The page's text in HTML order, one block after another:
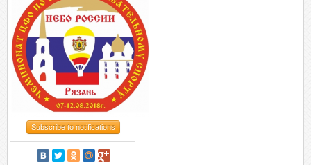
Subscribe to notifications